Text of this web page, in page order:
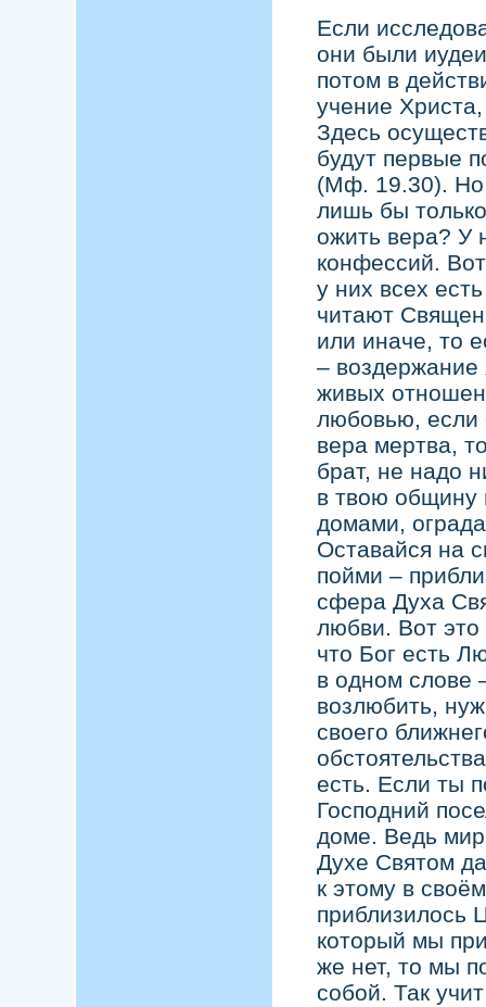
Если
они были
потом в
учение
Здесь
будут первые
(Мф. 19.30). Но
лишь бы
ожить вера? У
конфессий.
у них всех
читают
или иначе, то
– воздержание
живых
любовью, если
вера мертва,
брат, не надо
в твою общину
домами,
Оставайся на
пойми –
сфера Духа
любви. Вот это
что Бог есть
в одном слове
возлюбить,
своего
есть. Если ты
Господний
доме. Ведь
Духе Святом
к этому в
приблизилось
который мы
же нет, то мы
собой. Так